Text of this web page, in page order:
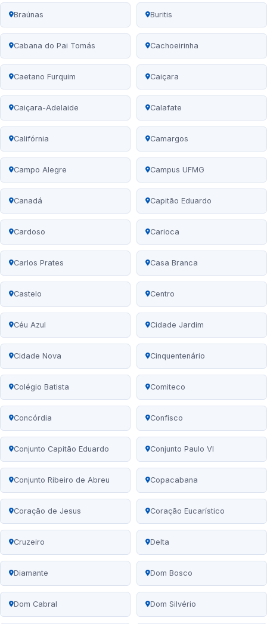
Braúnas Buritis
Cabana do Pai Tomás Cachoeirinha
Caetano Furquim Caiçara
Caiçara-Adelaide Calafate
Califórnia Camargos
Campo Alegre Campus UFMG
Canadá Capitão Eduardo
Cardoso Carioca
Carlos Prates Casa Branca
Castelo Centro
Céu Azul Cidade Jardim
Cidade Nova Cinquentenário
Colégio Batista Comiteco
Concórdia Confisco
Conjunto Capitão Eduardo Conjunto Paulo VI
Conjunto Ribeiro de Abreu Copacabana
Coração de Jesus Coração Eucarístico
Cruzeiro Delta
Diamante Dom Bosco
Dom Cabral Dom Silvério